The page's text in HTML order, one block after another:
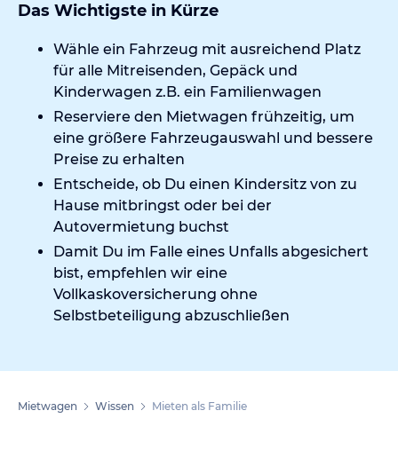
Das Wichtigste in Kürze
Wähle ein Fahrzeug mit ausreichend Platz
für alle Mitreisenden, Gepäck und
Kinderwagen z.B. ein Familienwagen
Reserviere den Mietwagen frühzeitig, um
eine größere Fahrzeugauswahl und bessere
Preise zu erhalten
Entscheide, ob Du einen Kindersitz von zu
Hause mitbringst oder bei der
Autovermietung buchst
Damit Du im Falle eines Unfalls abgesichert
bist, empfehlen wir eine
Vollkaskoversicherung ohne
Selbstbeteiligung abzuschließen
Mietwagen Wissen Mieten als Familie